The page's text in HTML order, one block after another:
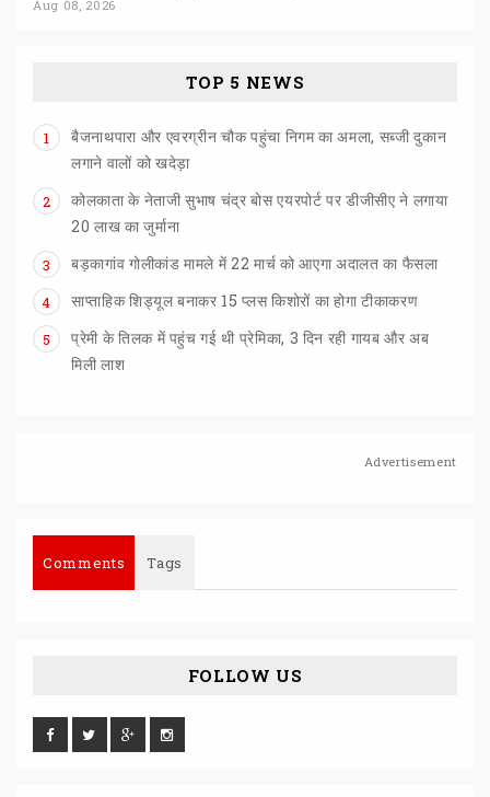
Aug 08, 2026
TOP 5 NEWS
1
बैजनाथपारा और एवरग्रीन चौक पहुंचा निगम का अमला, सब्जी दुकान
लगाने वालों को खदेड़ा
2
कोलकाता के नेताजी सुभाष चंद्र बोस एयरपोर्ट पर डीजीसीए ने लगाया
20 लाख का जुर्माना
3 बड़कागांव गोलीकांड मामले में22 मार्च कोआएगाअदालत का फैसला
4 साप्ताहिकशिड्यूलबनाकर 15 प्लसकिशोरों काहोगाटीकाकरण
5
प्रेमी के तिलक में पहुंच गई थी प्रेमिका, 3 दिन रही गायब और अब
मिली लाश
Advertisement
Comments Tags
FOLLOW US